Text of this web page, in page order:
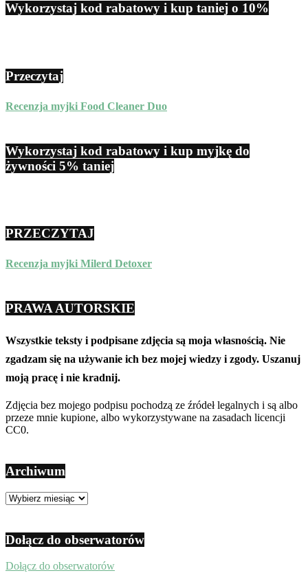
Wykorzystaj kod rabatowy i kup taniej o 10%
Przeczytaj
Recenzja myjki Food Cleaner Duo
Wykorzystaj kod rabatowy i kup myjkę do
żywności 5% taniej
PRZECZYTAJ
Recenzja myjki Milerd Detoxer
PRAWA AUTORSKIE
Wszystkie teksty i podpisane zdjęcia są moja własnością. Nie
zgadzam się na używanie ich bez mojej wiedzy i zgody. Uszanuj
moją pracę i nie kradnij.
Zdjęcia bez mojego podpisu pochodzą ze źródeł legalnych i są albo
przeze mnie kupione, albo wykorzystywane na zasadach licencji
CC0.
Archiwum
Archiwum
Dołącz do obserwatorów
Dołącz do obserwatorów